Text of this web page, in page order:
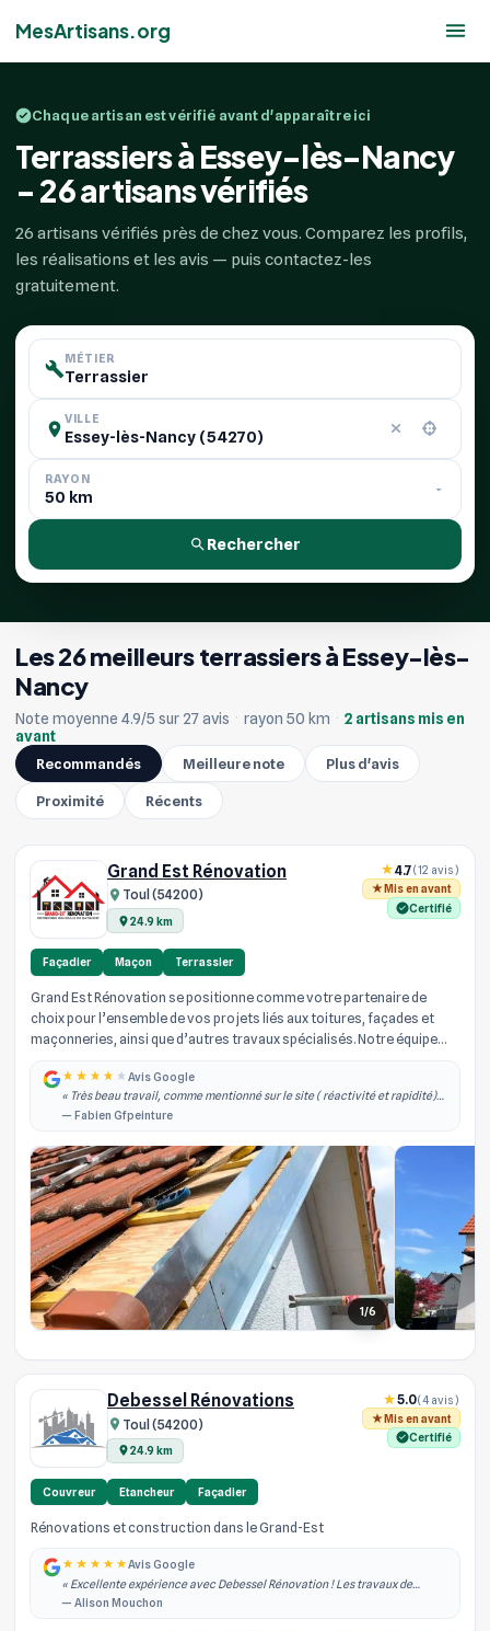
MesArtisans.org
Chaque artisan est vérifié avant d'apparaître ici
Terrassiers à Essey-lès-Nancy
- 26 artisans vérifiés
26 artisans vérifiés près de chez vous. Comparez les profils,
les réalisations et les avis — puis contactez-les
gratuitement.
MÉTIER
VILLE
RAYON
Rechercher
Les 26 meilleurs terrassiers à Essey-lès-
Nancy
Note moyenne 4.9/5 sur 27 avis · rayon 50 km · 2 artisans mis en
avant
Recommandés
Meilleure note Plus d'avis
Proximité Récents
Grand Est Rénovation
Toul (54200)
24.9 km
4.7(12 avis)
Mis en avant
Certifié
Façadier Maçon Terrassier
Grand Est Rénovation se positionne comme votre partenaire de
choix pour l’ensemble de vos projets liés aux toitures, façades et
maçonneries, ainsi que d’autres travaux spécialisés. Notre équipe
Avis Google
« Très beau travail, comme mentionné sur le site ( réactivité et rapidité)
effectivement je les ai contacté dans la semaine qui à suivi j'ai obtenu un
— Fabien Gfpeinture
1/6
Debessel Rénovations
Toul (54200)
24.9 km
5.0(4 avis)
Mis en avant
Certifié
Couvreur Etancheur Façadier
Rénovations et construction dans le Grand-Est
Avis Google
« Excellente expérience avec Debessel Rénovation ! Les travaux de
rénovation intérieure ont été réalisés rapidement, dans les délais
— Alison Mouchon